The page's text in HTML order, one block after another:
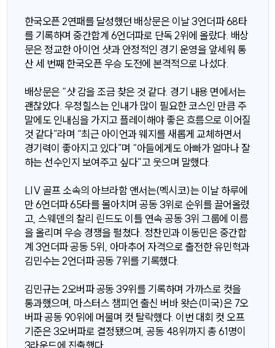
한국오픈 2연패를 달성했던 배상문은 이날 3언더파 68타
를 기록하며 중간합계 6언더파로 단독 2위에 올랐다. 배상
문은 정교한 아이언 샷과 안정적인 경기 운영을 앞세워 통
산 세 번째 한국오픈 우승 도전에 본격적으로 나섰다.
배상문은 “샷 감을 조금 찾은 것 같다. 경기 내용 면에서는
괜찮았다. 우정힐스는 인내가 많이 필요한 코스인 만큼 주
말에도 인내심을 가지고 플레이해야 좋은 흐름으로 이어질
것 같다”라며 “최근 아이언과 웨지를 새롭게 교체하면서
경기력이 좋아지고 있다”며 “아들에게도 아빠가 얼마나 잘
하는 선수인지 보여주고 싶다”고 웃으며 말했다.
LIV 골프 소속의 아브라함 앤서는(멕시코)는 이날 하루에
만 6언더파 65타를 몰아치며 공동 3위로 순위를 끌어올렸
고, 스웨덴의 찰리 린드도 이틀 연속 공동 3위 그룹에 이름
을 올리며 우승 경쟁을 펼쳤다. 정찬민과 이동민은 중간합
계 3언더파 공동 5위, 아마추어 자격으로 출전한 유민혁과
김민수는 2언더파 공동 7위를 기록했다.
김민규는 2오버파 공동 39위를 기록하며 가까스로 컷을
통과했으며, 마스터스 챔피언 출신 버바 왓슨(미국)은 7오
버파 공동 90위에 머물며 컷 탈락했다. 이번 대회 컷 오프
기준은 3오버파로 결정됐으며, 공동 48위까지 총 61명이
3라운드에 진출했다.